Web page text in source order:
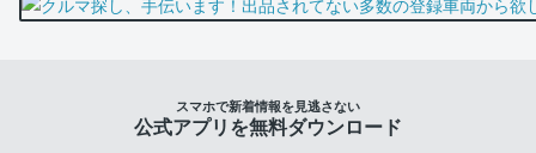
スマホで新着情報を見逃さない
公式アプリを無料ダウンロード